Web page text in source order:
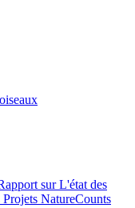
sur L'état des
Projets NatureCounts